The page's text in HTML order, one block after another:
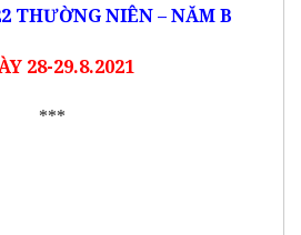
THƯỜNG NIÊN – NĂM B
28-29.8.2021
***